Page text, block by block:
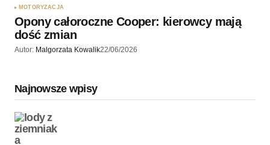
MOTORYZACJA
Opony całoroczne Cooper: kierowcy mają
dość zmian
Autor: Malgorzata Kowalik22/06/2026
Najnowsze wpisy